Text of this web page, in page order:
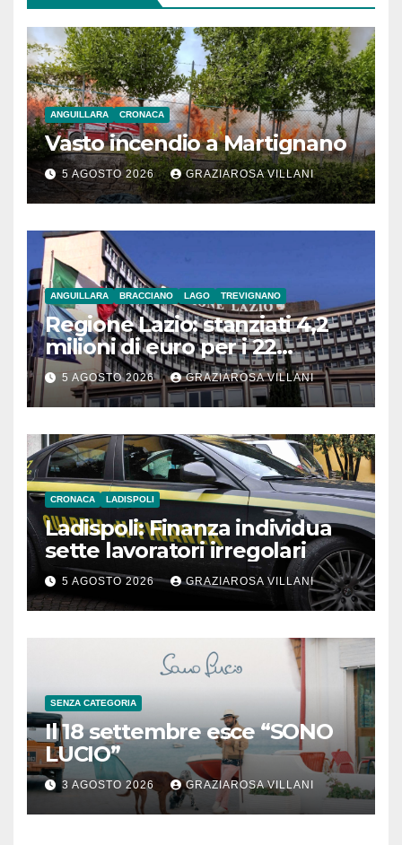
ANGUILLARA CRONACA
Vasto incendio a Martignano
5 AGOSTO 2026 GRAZIAROSA VILLANI
ANGUILLARA BRACCIANO LAGO TREVIGNANO
Regione Lazio: stanziati 4,2
milioni di euro per i 22
Comuni dell’Etruria
Meridionale
5 AGOSTO 2026 GRAZIAROSA VILLANI
CRONACA LADISPOLI
Ladispoli: Finanza individua
sette lavoratori irregolari
5 AGOSTO 2026 GRAZIAROSA VILLANI
SENZA CATEGORIA
Il 18 settembre esce “SONO
LUCIO”
3 AGOSTO 2026 GRAZIAROSA VILLANI